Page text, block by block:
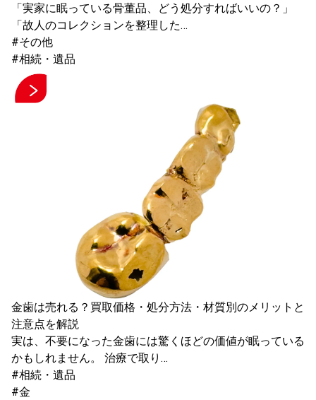
「実家に眠っている骨董品、どう処分すればいいの？」
「故人のコレクションを整理した…
#その他
#相続・遺品
金歯は売れる？買取価格・処分方法・材質別のメリットと
注意点を解説
実は、不要になった金歯には驚くほどの価値が眠っている
かもしれません。 治療で取り…
#相続・遺品
#金